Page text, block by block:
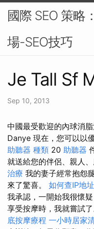
國際 SEO 策略
場-SEO技巧
Je Tall Sf
Sep 10, 2013
中國最受歡迎的內球消
Danye 現在，您可以以
助聽器 種類 20 助聽器
就送給您的伴侶、親人
治療 我的妻子經常抱怨
來了驚喜。 如何查IP地址
我承認，一開始我很懷
享受按摩時，我就嘗試
底按摩療程 一小時居家